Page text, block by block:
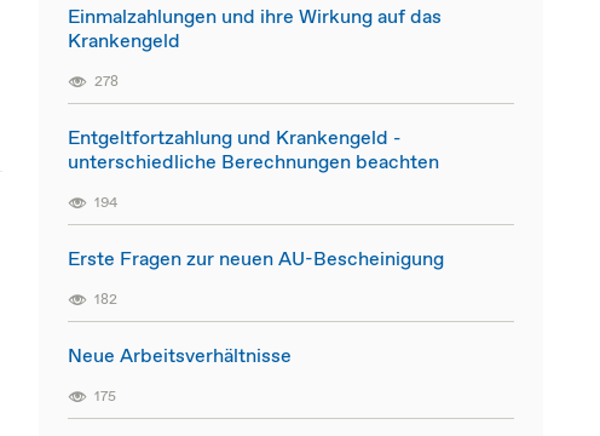
Einmalzahlungen und ihre Wirkung auf das
Krankengeld
278
Entgeltfortzahlung und Krankengeld -
unterschiedliche Berechnungen beachten
194
Erste Fragen zur neuen AU-Bescheinigung
182
Neue Arbeitsverhältnisse
175